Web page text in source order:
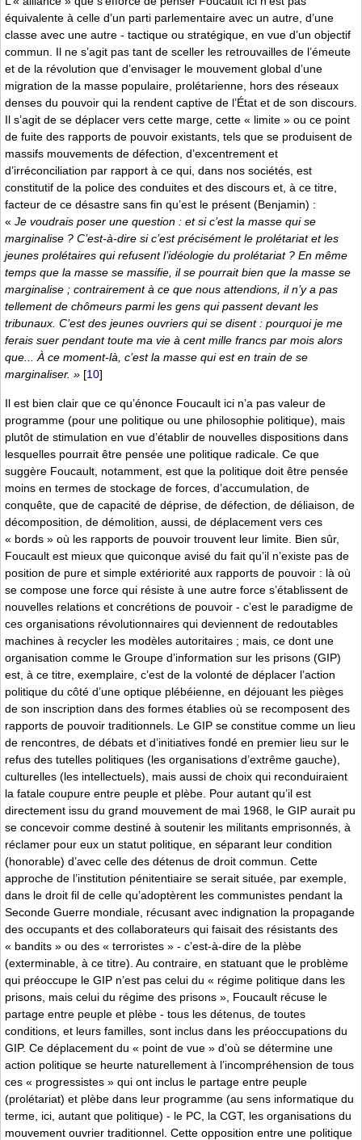
équivalente à celle d’un parti parlementaire avec un autre, d’une
classe avec une autre - tactique ou stratégique, en vue d’un objectif
commun. Il ne s’agit pas tant de sceller les retrouvailles de l’émeute
et de la révolution que d’envisager le mouvement global d’une
migration de la masse populaire, prolétarienne, hors des réseaux
denses du pouvoir qui la rendent captive de l’État et de son discours.
Il s’agit de se déplacer vers cette marge, cette « limite » ou ce point
de fuite des rapports de pouvoir existants, tels que se produisent de
massifs mouvements de défection, d’excentrement et
d’irréconciliation par rapport à ce qui, dans nos sociétés, est
constitutif de la police des conduites et des discours et, à ce titre,
facteur de ce désastre sans fin qu’est le présent (Benjamin) :
« Je voudrais poser une question : et si c’est la masse qui se
marginalise ? C’est-à-dire si c’est précisément le prolétariat et les
jeunes prolétaires qui refusent l’idéologie du prolétariat ? En même
temps que la masse se massifie, il se pourrait bien que la masse se
marginalise ; contrairement à ce que nous attendions, il n’y a pas
tellement de chômeurs parmi les gens qui passent devant les
tribunaux. C’est des jeunes ouvriers qui se disent : pourquoi je me
ferais suer pendant toute ma vie à cent mille francs par mois alors
que... À ce moment-là, c’est la masse qui est en train de se
marginaliser. » [10]
Il est bien clair que ce qu’énonce Foucault ici n’a pas valeur de
programme (pour une politique ou une philosophie politique), mais
plutôt de stimulation en vue d’établir de nouvelles dispositions dans
lesquelles pourrait être pensée une politique radicale. Ce que
suggère Foucault, notamment, est que la politique doit être pensée
moins en termes de stockage de forces, d’accumulation, de
conquête, que de capacité de déprise, de défection, de déliaison, de
décomposition, de démolition, aussi, de déplacement vers ces
« bords » où les rapports de pouvoir trouvent leur limite. Bien sûr,
Foucault est mieux que quiconque avisé du fait qu’il n’existe pas de
position de pure et simple extériorité aux rapports de pouvoir : là où
se compose une force qui résiste à une autre force s’établissent de
nouvelles relations et concrétions de pouvoir - c’est le paradigme de
ces organisations révolutionnaires qui deviennent de redoutables
machines à recycler les modèles autoritaires ; mais, ce dont une
organisation comme le Groupe d’information sur les prisons (GIP)
est, à ce titre, exemplaire, c’est de la volonté de déplacer l’action
politique du côté d’une optique plébéienne, en déjouant les pièges
de son inscription dans des formes établies où se recomposent des
rapports de pouvoir traditionnels. Le GIP se constitue comme un lieu
de rencontres, de débats et d’initiatives fondé en premier lieu sur le
refus des tutelles politiques (les organisations d’extrême gauche),
culturelles (les intellectuels), mais aussi de choix qui reconduiraient
la fatale coupure entre peuple et plèbe. Pour autant qu’il est
directement issu du grand mouvement de mai 1968, le GIP aurait pu
se concevoir comme destiné à soutenir les militants emprisonnés, à
réclamer pour eux un statut politique, en séparant leur condition
(honorable) d’avec celle des détenus de droit commun. Cette
approche de l’institution pénitentiaire se serait située, par exemple,
dans le droit fil de celle qu’adoptèrent les communistes pendant la
Seconde Guerre mondiale, récusant avec indignation la propagande
des occupants et des collaborateurs qui faisait des résistants des
« bandits » ou des « terroristes » - c’est-à-dire de la plèbe
(exterminable, à ce titre). Au contraire, en statuant que le problème
qui préoccupe le GIP n’est pas celui du « régime politique dans les
prisons, mais celui du régime des prisons », Foucault récuse le
partage entre peuple et plèbe - tous les détenus, de toutes
conditions, et leurs familles, sont inclus dans les préoccupations du
GIP. Ce déplacement du « point de vue » d’où se détermine une
action politique se heurte naturellement à l’incompréhension de tous
ces « progressistes » qui ont inclus le partage entre peuple
(prolétariat) et plèbe dans leur programme (au sens informatique du
terme, ici, autant que politique) - le PC, la CGT, les organisations du
mouvement ouvrier traditionnel. Cette opposition entre une politique